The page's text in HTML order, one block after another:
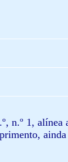
n.º 1,